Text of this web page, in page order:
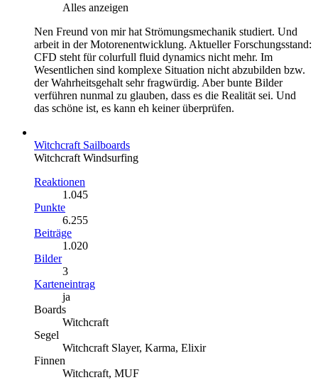
Alles anzeigen
Nen Freund von mir hat Strömungsmechanik studiert. Und
arbeit in der Motorenentwicklung. Aktueller Forschungsstand:
CFD steht für colurfull fluid dynamics nicht mehr. Im
Wesentlichen sind komplexe Situation nicht abzubilden bzw.
der Wahrheitsgehalt sehr fragwürdig. Aber bunte Bilder
verführen nunmal zu glauben, dass es die Realität sei. Und
das schöne ist, es kann eh keiner überprüfen.
Witchcraft Sailboards
​Witchcraft Windsurfing
Reaktionen
1.045
Punkte
6.255
Beiträge
1.020
Bilder
3
Karteneintrag
ja
Boards
Witchcraft
Segel
Witchcraft Slayer, Karma, Elixir
Finnen
Witchcraft, MUF